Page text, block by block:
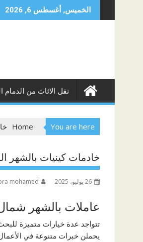
to
الخميس, أغسطس 6, 2026
نقل الاثاث من الدمام
You are here
Home
خادمات كينيات بالشهر الرياض
26 يوليو، 2025 mohamed
عاملات بالشهر
تتواجد عدة خيارات متميزة
يحملن خبرات متنوعة في